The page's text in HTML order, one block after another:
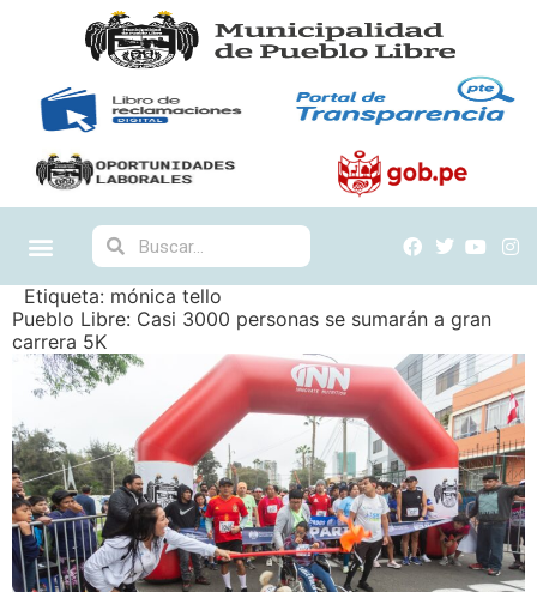
Etiqueta: mónica tello
Pueblo Libre: Casi 3000 personas se sumarán a gran
carrera 5K